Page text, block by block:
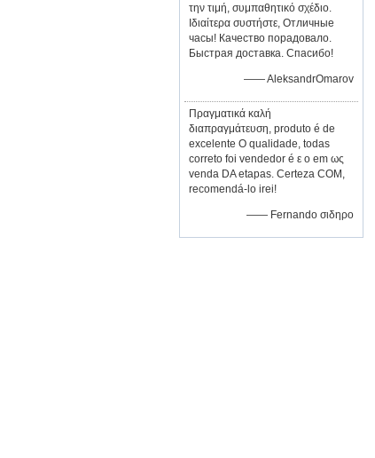
την τιμή, συμπαθητικό σχέδιο.
Ιδιαίτερα συστήστε, Отличные
часы! Качество порадовало.
Быстрая доставка. Спасибо!
—— AleksandrOmarov
Πραγματικά καλή
διαπραγμάτευση, produto é de
excelente Ο qualidade, todas
correto foi vendedor é ε ο em ως
venda DA etapas. Certeza COM,
recomendá-lo irei!
—— Fernando σιδηρο